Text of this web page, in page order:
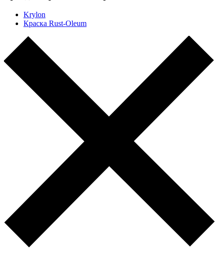
Krylon
Краска Rust-Oleum